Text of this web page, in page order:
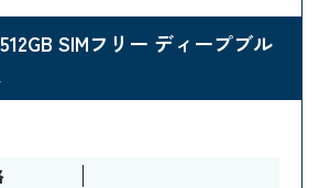
SIMフリー ディープブル